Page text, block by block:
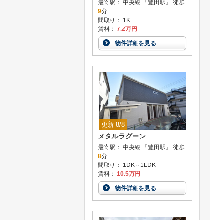
最寄駅： 中央線 『豊田駅』 徒歩
9分
間取り： 1K
賃料： 7.2万円
物件詳細を見る
更新 8/8
メタルラグーン
最寄駅： 中央線 『豊田駅』 徒歩
8分
間取り： 1DK～1LDK
賃料： 10.5万円
物件詳細を見る